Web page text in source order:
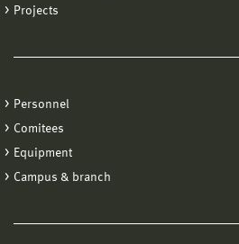
Projects
Personnel
Comitees
Equipment
Campus & branch